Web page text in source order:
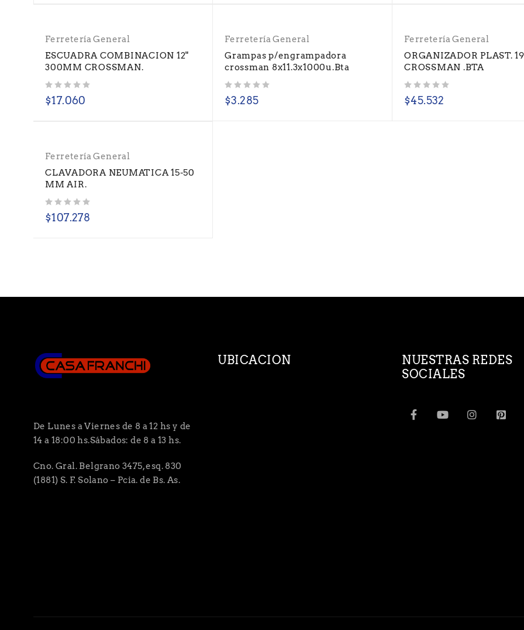
Ferretería General
ESCUADRA COMBINACION 12"
300MM CROSSMAN.
$17.060
Ferretería General
Grampas p/engrampadora
crossman 8x11.3x1000u.Bta
$3.285
Ferretería General
ORGANIZADOR PLAST.
CROSSMAN .BTA
$45.532
Ferretería General
CLAVADORA NEUMATICA 15-50
MM AIR.
$107.278
De Lunes a Viernes de 8 a 12 hs y de
14 a 18:00 hs.Sábados: de 8 a 13 hs.
Cno. Gral. Belgrano 3475, esq. 830
(1881) S. F. Solano – Pcia. de Bs. As.
UBICACION
NUESTRAS REDES
SOCIALES